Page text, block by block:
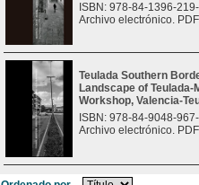
ISBN: 978-84-1396-
Archivo electrónico.
Teulada Southern
Landscape of
Workshop, Valencia-
ISBN: 978-84-9048-
Archivo electrónico.